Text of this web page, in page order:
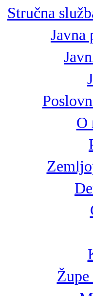
Stručna
Javna
O